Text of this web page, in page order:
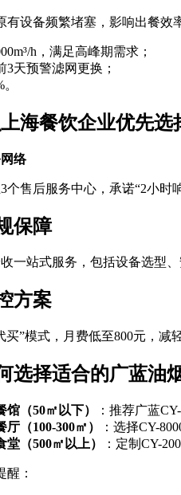
有设备频繁堵塞，影响出餐效
h，满足高峰期需求；
3天预警滤网更换；
海餐饮企业优先选
络
个售后服务中心，承诺“2小时
保障
一站式服务，包括设备选型
方案
买”模式，月费低至800元，减
选择适合的广蓝油
馆（50㎡以下）
：推荐广蓝
厅（100-300㎡）
：选择CY-
堂（500㎡以上）
：定制CY-
醒：